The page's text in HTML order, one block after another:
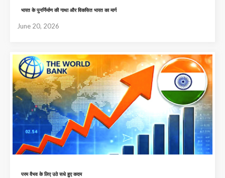
भारत के पुनर्निर्माण की गाथा और विकसित भारत का मार्ग
June 20, 2026
परम वैभव के लिए उठे सधे हुए कदम